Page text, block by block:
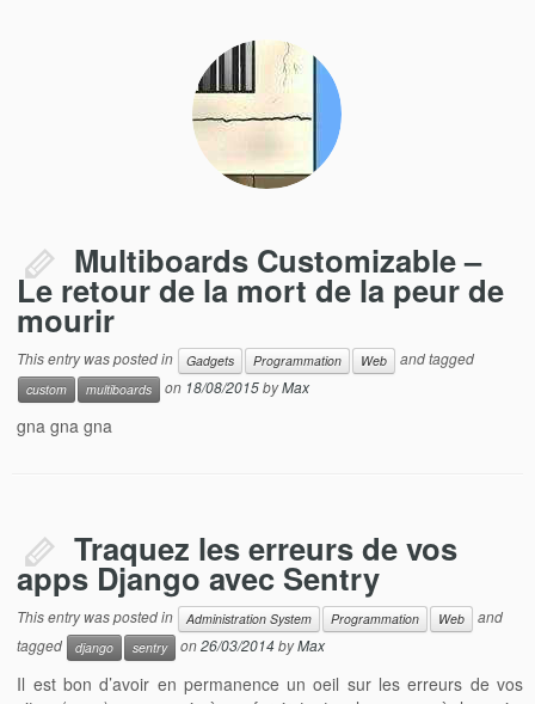
Multiboards Customizable –
Le retour de la mort de la peur de
mourir
This entry was posted in Gadgets Programmation Web and tagged
custom multiboards on 18/08/2015byMax
gna gna gna
Traquez les erreurs de vos
apps Django avec Sentry
This entry was posted in Administration System Programmation Web
and
tagged
django sentry on26/03/2014byMax
Il est bon d’avoir en permanence un oeil sur les erreurs de vos